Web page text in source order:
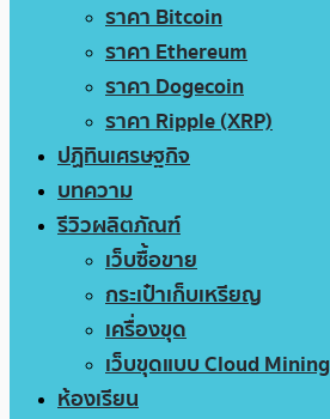
ราคา Bitcoin
ราคา Ethereum
ราคา Dogecoin
ราคา Ripple (XRP)
ปฏิทินเศรษฐกิจ
บทความ
รีวิวผลิตภัณฑ์
เว็บซื้อขาย
กระเป๋าเก็บเหรียญ
เครื่องขุด
เว็บขุดแบบ Cloud Mining
ห้องเรียน